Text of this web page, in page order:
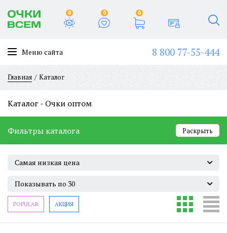
0 0 0
Меню сайта 8 800 77-55-444
Главная Каталог
Каталог - Очки оптом
Фильтры каталога Раскрыть
POPULAR АКЦИЯ
Самая низкая цена
Показывать по 30